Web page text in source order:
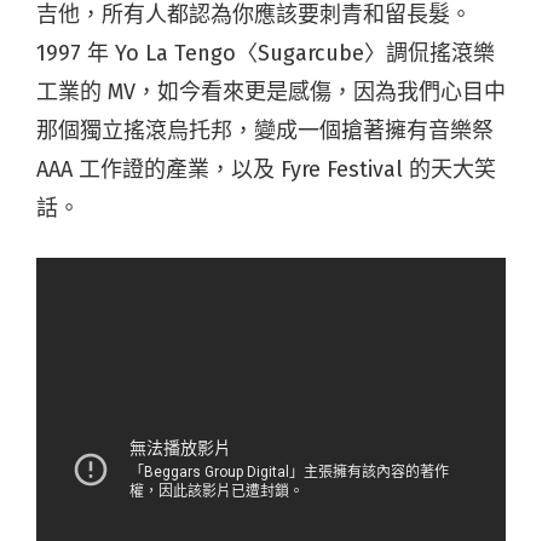
吉他，所有人都認為你應該要刺青和留長髮。
1997 年 Yo La Tengo〈Sugarcube〉調侃搖滾樂
工業的 MV，如今看來更是感傷，因為我們心目中
那個獨立搖滾烏托邦，變成一個搶著擁有音樂祭
AAA 工作證的產業，以及 Fyre Festival 的天大笑
話。